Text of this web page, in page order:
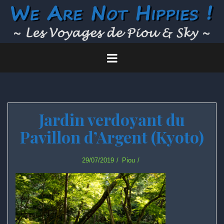
Skip
Jardin verdoyant du
Pavillon d’Argent (Kyoto)
29/07/2019 Piou